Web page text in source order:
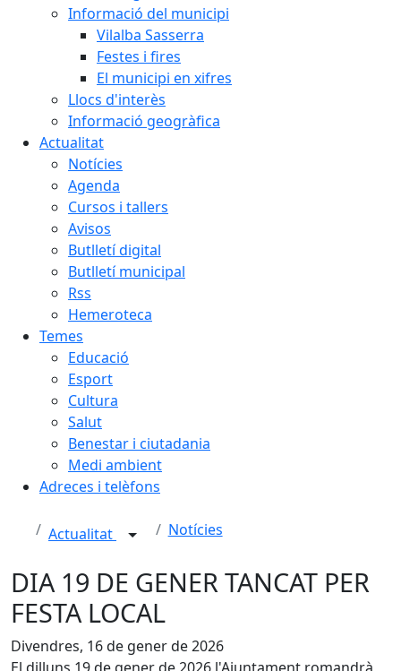
Informació del municipi
Vilalba Sasserra
Festes i fires
El municipi en xifres
Llocs d'interès
Informació geogràfica
Actualitat
Notícies
Agenda
Cursos i tallers
Avisos
Butlletí digital
Butlletí municipal
Rss
Hemeroteca
Temes
Educació
Esport
Cultura
Salut
Benestar i ciutadania
Medi ambient
Adreces i telèfons
Actualitat Notícies
DIA 19 DE GENER TANCAT PER
FESTA LOCAL
Divendres, 16 de gener de 2026